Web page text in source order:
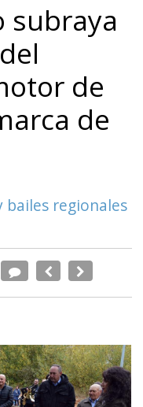
subraya
de
de
bailes regionales